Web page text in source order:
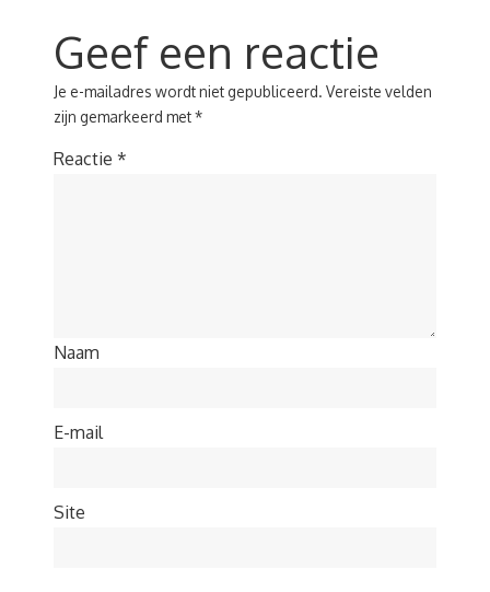
Geef een reactie
Je e-mailadres wordt niet gepubliceerd. Vereiste velden
zijn gemarkeerd met*
Reactie *
Naam
E-mail
Site